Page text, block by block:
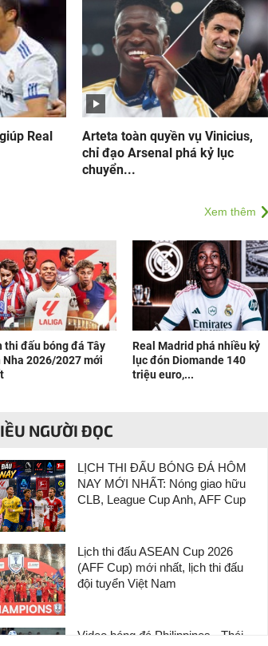
Real
Arteta toàn quyền vụ Vinicius,
chỉ đạo Arsenal phá kỷ lục
chuyển...
Xem thêm
thi đấu bóng đá Tây
Nha 2026/2027 mới
Real Madrid phá nhiều kỷ
lục đón Diomande 140
triệu euro,...
NGƯỜI ĐỌC
LỊCH THI ĐẤU BÓNG ĐÁ HÔM
NAY MỚI NHẤT: Nóng giao hữu
CLB, League Cup Anh, AFF Cup
Lịch thi đấu ASEAN Cup 2026
(AFF Cup) mới nhất, lịch thi đấu
đội tuyển Việt Nam
Video bóng đá Philippines - Thái